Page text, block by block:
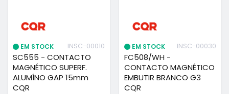
EM STOCK INSC-00010
SC555 - CONTACTO
MAGNÉTICO SUPERF.
ALUMÍNO GAP 15mm
CQR
EM STOCK INSC-00030
FC508/WH -
CONTACTO MAGNÉTICO
EMBUTIR BRANCO G3
CQR